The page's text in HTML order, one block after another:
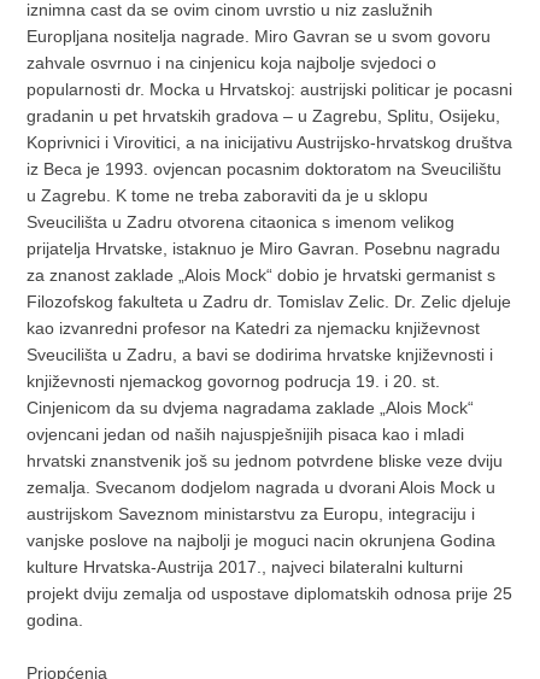
iznimna cast da se ovim cinom uvrstio u niz zaslužnih
Europljana nositelja nagrade. Miro Gavran se u svom govoru
zahvale osvrnuo i na cinjenicu koja najbolje svjedoci o
popularnosti dr. Mocka u Hrvatskoj: austrijski politicar je pocasni
gradanin u pet hrvatskih gradova – u Zagrebu, Splitu, Osijeku,
Koprivnici i Virovitici, a na inicijativu Austrijsko-hrvatskog društva
iz Beca je 1993. ovjencan pocasnim doktoratom na Sveucilištu
u Zagrebu. K tome ne treba zaboraviti da je u sklopu
Sveucilišta u Zadru otvorena citaonica s imenom velikog
prijatelja Hrvatske, istaknuo je Miro Gavran. Posebnu nagradu
za znanost zaklade „Alois Mock“ dobio je hrvatski germanist s
Filozofskog fakulteta u Zadru dr. Tomislav Zelic. Dr. Zelic djeluje
kao izvanredni profesor na Katedri za njemacku književnost
Sveucilišta u Zadru, a bavi se dodirima hrvatske književnosti i
književnosti njemackog govornog podrucja 19. i 20. st.
Cinjenicom da su dvjema nagradama zaklade „Alois Mock“
ovjencani jedan od naših najuspješnijih pisaca kao i mladi
hrvatski znanstvenik još su jednom potvrdene bliske veze dviju
zemalja. Svecanom dodjelom nagrada u dvorani Alois Mock u
austrijskom Saveznom ministarstvu za Europu, integraciju i
vanjske poslove na najbolji je moguci nacin okrunjena Godina
kulture Hrvatska-Austrija 2017., najveci bilateralni kulturni
projekt dviju zemalja od uspostave diplomatskih odnosa prije 25
godina.
Priopćenja